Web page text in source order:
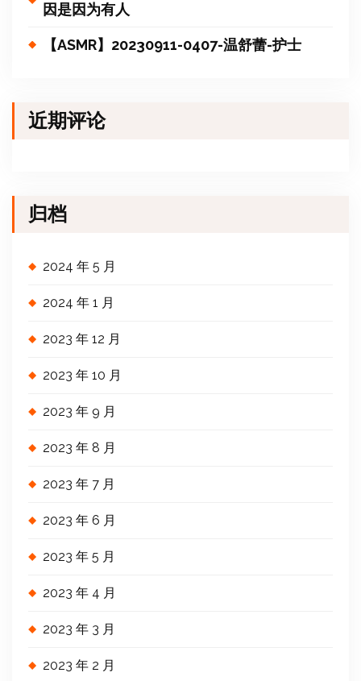
因是因为有人
【ASMR】20230911-0407-温舒蕾-护士
近期评论
归档
2024 年 5 月
2024 年 1 月
2023 年 12 月
2023 年 10 月
2023 年 9 月
2023 年 8 月
2023 年 7 月
2023 年 6 月
2023 年 5 月
2023 年 4 月
2023 年 3 月
2023 年 2 月